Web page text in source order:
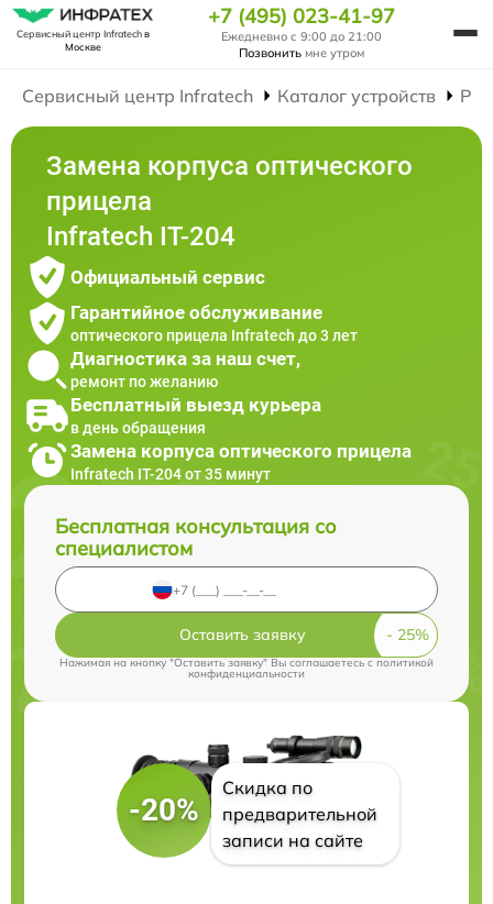
Сервисный центр Infratechв
Москве
+7 (495) 023-41-97
Ежедневно с 9:00 до 21:00
Позвонить мне утром
Сервисный центр Infratech Каталог устройств
Замена корпуса оптического
прицела
Infratech IT-204
Официальный сервис
Гарантийное обслуживание
оптического прицела Infratech до 3 лет
Диагностика за наш счет,
ремонт по желанию
Бесплатный выезд курьера
в день обращения
Замена корпуса оптического прицела
Infratech IT-204 от 35 минут
Бесплатная консультация со
специалистом
Оставить заявку
Нажимая на кнопку "Оставить заявку" Вы соглашаетесь cполитикой
конфиденциальности
-20%
Скидка по
предварительной
записи на сайте